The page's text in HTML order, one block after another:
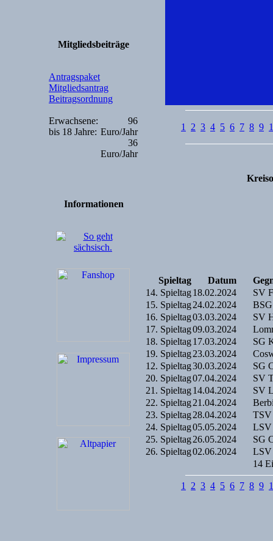
Mitgliedsbeiträge
Antragspaket
Mitgliedsantrag
Beitragsordnung
Erwachsene:
bis 18 Jahre:
96
Euro/Jahr
36
Euro/Jahr
Informationen
1 2 3 4 5 6 7 8 9
Spieltag Datum
14. Spieltag18.02.2024
SV
15. Spieltag24.02.2024
16. Spieltag03.03.2024
SV
17. Spieltag09.03.2024
18. Spieltag17.03.2024
SG
19. Spieltag23.03.2024
12. Spieltag30.03.2024
SG
20. Spieltag07.04.2024
SV
21. Spieltag14.04.2024
SV
22. Spieltag21.04.2024
23. Spieltag28.04.2024
TSV
24. Spieltag05.05.2024
LSV
25. Spieltag26.05.2024
SG
26. Spieltag02.06.2024
LSV
14
1 2 3 4 5 6 7 8 9